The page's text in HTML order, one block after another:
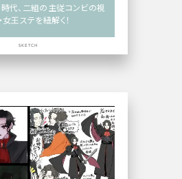
代、二組の主従コンビの視
王ステを紐解く！
SKETCH